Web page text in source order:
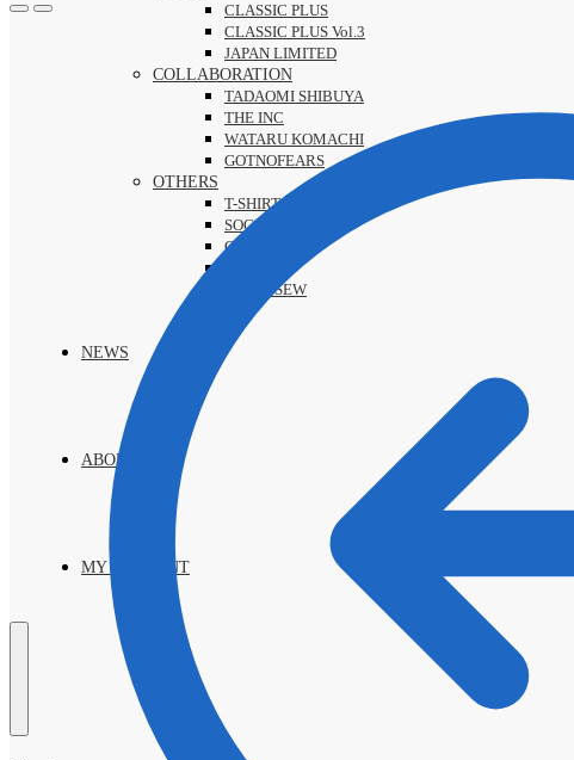
CLASSIC PLUS
CLASSIC PLUS Vol.3
JAPAN LIMITED
COLLABORATION
TADAOMI SHIBUYA
THE INC
WATARU KOMACHI
GOTNOFEARS
OTHERS
T-SHIRTS
SOCKS
GOODS
CUT & SEW
NEWS
ABOUT
MY ACCOUNT